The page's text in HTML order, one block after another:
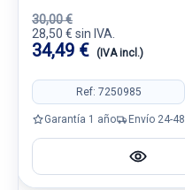
30,00 €
28,50 € sin IVA.
34,49 € (IVA incl.)
Ref: 7250985
Garantía 1 año Envío 24-